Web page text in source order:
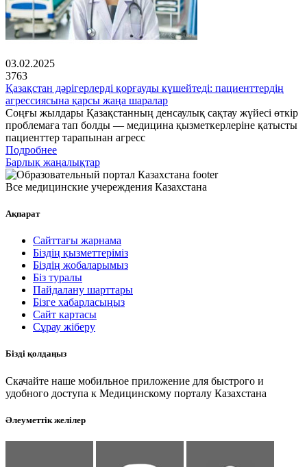
03.02.2025
3763
Қазақстан дәрігерлерді қорғауды күшейтеді: пациенттердің
агрессиясына қарсы жаңа шаралар
Соңғы жылдары Қазақстанның денсаулық сақтау жүйесі өткір
проблемаға тап болды — медицина қызметкерлеріне қатысты
пациенттер тарапынан агресс
Подробнее
Барлық жаңалықтар
Все медицинские учереждения Казахстана
Ақпарат
Сайттағы жарнама
Біздің қызметтеріміз
Біздің жобаларымыз
Біз туралы
Пайдалану шарттары
Бізге хабарласыңыз
Сайт картасы
Сұрау жіберу
Бізді қолдаңыз
Скачайте наше мобильное приложение для быстрого и
удобного доступа к Медицинскому порталу Казахстана
Әлеуметтік желілер